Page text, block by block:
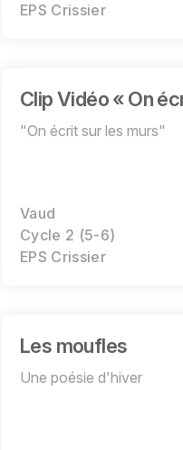
EPS Crissier
Clip Vidéo « On
"On écrit sur les murs"
Vaud
Cycle 2 (5-6)
EPS Crissier
Les moufles
Une poésie d'hiver